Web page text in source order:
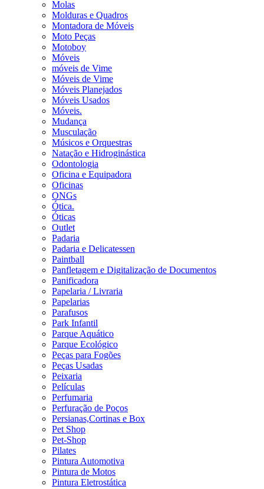
Molas
Molduras e Quadros
Montadora de Móveis
Moto Peças
Motoboy
Móveis
móveis de Vime
Móveis de Vime
Móveis Planejados
Móveis Usados
Móveis.
Mudança
Musculação
Músicos e Orquestras
Natação e Hidroginástica
Odontologia
Oficina e Equipadora
Oficinas
ONGs
Ótica.
Óticas
Outlet
Padaria
Padaria e Delicatessen
Paintball
Panfletagem e Digitalização de Documentos
Panificadora
Papelaria / Livraria
Papelarias
Parafusos
Park Infantil
Parque Aquático
Parque Ecológico
Peças para Fogões
Peças Usadas
Peixaria
Películas
Perfumaria
Perfuração de Poços
Persianas,Cortinas e Box
Pet Shop
Pet-Shop
Pilates
Pintura Automotiva
Pintura de Motos
Pintura Eletrostática